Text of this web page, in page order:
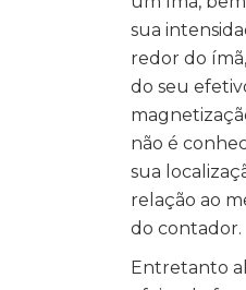
sua
redor do
do seu
não é
sua
relação ao
do contador.
Entretanto